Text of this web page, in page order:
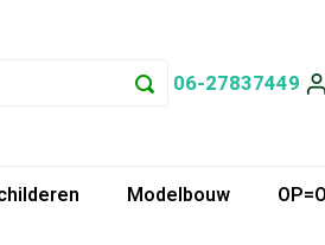
06-27837449
Modelbouw